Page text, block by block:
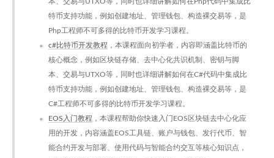
特币支持功能，例如创建地址、管理钱包、构造裸交易等，是
Php工程师不可多得的比特币开发学习课程。
c#比特币开发教程 ，本课程面向初学者，内容即涵盖比特币的
核心概念，例如区块链存储、去中心化共识机制、密钥与脚
本、交易与UTXO等，同时也详细讲解如何在C#代码中集成比
特币支持功能，例如创建地址、管理钱包、构造裸交易等，是
C#工程师不可多得的比特币开发学习课程。
EOS入门教程 ，本课程帮助你快速入门EOS区块链去中心化应
用的开发，内容涵盖EOS工具链、账户与钱包、发行代币、智
能合约开发与部署、使用代码与智能合约交互等核心知识点，